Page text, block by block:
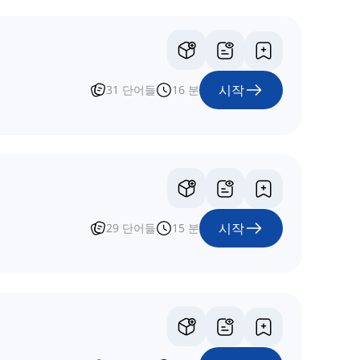
31 단어들 16 분 시작
29 단어들 15 분 시작